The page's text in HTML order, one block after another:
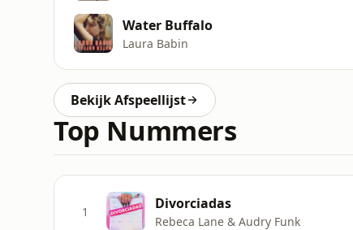
Water Buffalo
Laura Babin
Bekijk Afspeellijst
Top Nummers
1 Divorciadas
Rebeca Lane & Audry Funk